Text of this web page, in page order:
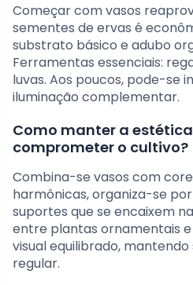
Começar com vasos
sementes de ervas é
substrato básico e adubo
Ferramentas essenciais:
luvas. Aos poucos, pode-se
iluminação complementar.
Como manter a
comprometer o cultivo?
Combina-se vasos com
harmônicas, organiza-se
suportes que se encaixem
entre plantas ornamentais
visual equilibrado,
regular.